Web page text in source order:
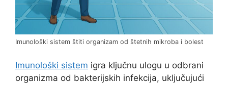
Imunološki sistem štiti organizam od štetnih mikroba i bolest
Imunološki sistem igra ključnu ulogu u odbrani
organizma od bakterijskih infekcija, uključujući